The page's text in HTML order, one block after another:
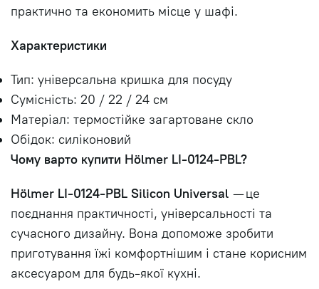
практично та економить місце у шафі.
Характеристики
Тип: універсальна кришка для посуду
Сумісність: 20 / 22 / 24 см
Матеріал: термостійке загартоване скло
Обідок: силіконовий
Чому варто купити Hölmer LI-0124-PBL?
Hölmer LI-0124-PBL Silicon Universal — це
поєднання практичності, універсальності та
сучасного дизайну. Вона допоможе зробити
приготування їжі комфортнішим і стане корисним
аксесуаром для будь-якої кухні.